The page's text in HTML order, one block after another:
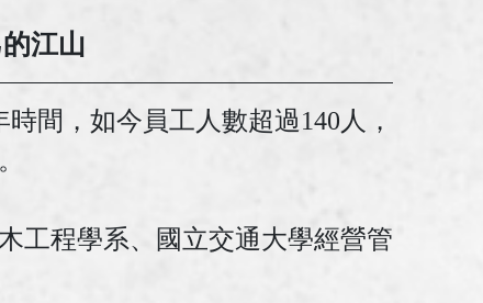
江山
間，如今員工人數超過140人，
工程學系、國立交通大學經營管